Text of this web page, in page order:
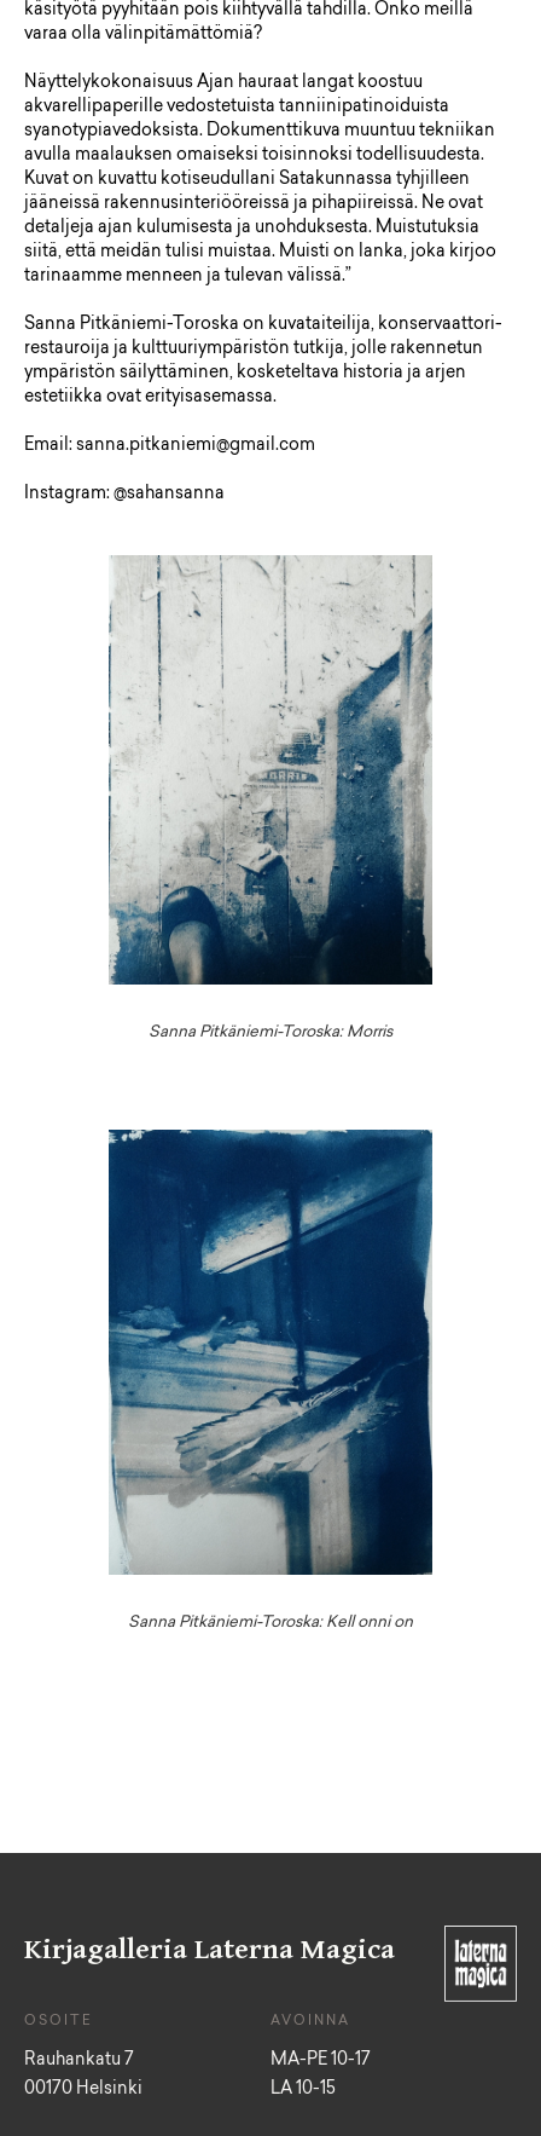
käsityötä pyyhitään pois kiihtyvällä tahdilla. Onko meillä
varaa olla välinpitämättömiä?
Näyttelykokonaisuus Ajan hauraat langat koostuu
akvarellipaperille vedostetuista tanniinipatinoiduista
syanotypiavedoksista. Dokumenttikuva muuntuu tekniikan
avulla maalauksen omaiseksi toisinnoksi todellisuudesta.
Kuvat on kuvattu kotiseudullani Satakunnassa tyhjilleen
jääneissä rakennusinteriööreissä ja pihapiireissä. Ne ovat
detaljeja ajan kulumisesta ja unohduksesta. Muistutuksia
siitä, että meidän tulisi muistaa. Muisti on lanka, joka kirjoo
tarinaamme menneen ja tulevan välissä.”
Sanna Pitkäniemi-Toroska on kuvataiteilija, konservaattori-
restauroija ja kulttuuriympäristön tutkija, jolle rakennetun
ympäristön säilyttäminen, kosketeltava historia ja arjen
estetiikka ovat erityisasemassa.
Email: sanna.pitkaniemi@gmail.com
Instagram: @sahansanna
Sanna Pitkäniemi-Toroska: Morris
Sanna Pitkäniemi-Toroska: Kell onni on
Kirjagalleria Laterna Magica
OSOITE
Rauhankatu 7
00170 Helsinki
AVOINNA
MA-PE 10-17
LA 10-15